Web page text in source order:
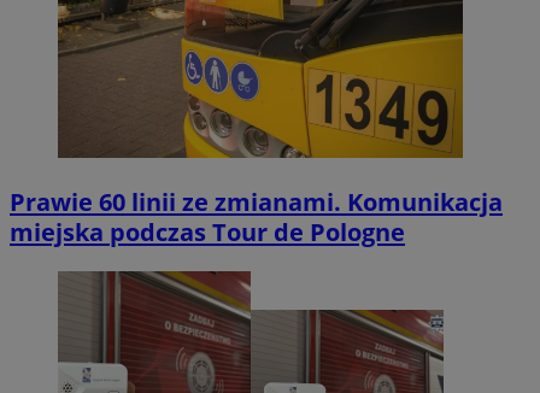
Prawie 60 linii ze zmianami. Komunikacja
miejska podczas Tour de Pologne